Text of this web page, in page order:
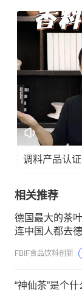
调料产品认
相关推荐
德国最大的茶
连中国人都去德
FBIF食品饮料创新
“神仙茶”是个什